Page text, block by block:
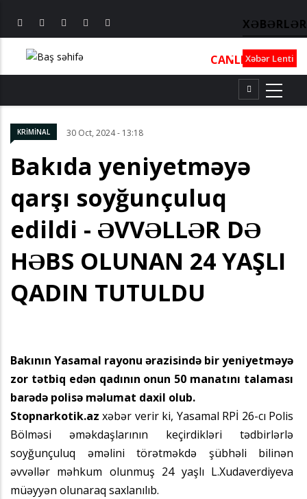
XƏBƏRLƏR
Xəbər Lenti
CANLI┃TV┃FM
KRİMİNAL 30 Oct, 2024 - 13:18
Bakıda yeniyetməyə
qarşı soyğunçuluq
edildi - ƏVVƏLLƏR DƏ
HƏBS OLUNAN 24 YAŞLI
QADIN TUTULDU
Bakının Yasamal rayonu ərazisində bir yeniyetməyə
zor tətbiq edən qadının onun 50 manatını talaması
barədə polisə məlumat daxil olub.
Stopnarkotik.az xəbər verir ki, Yasamal RPİ 26-cı Polis
Bölməsi əməkdaşlarının keçirdikləri tədbirlərlə
soyğunçuluq əməlini törətməkdə şübhəli bilinən
əvvəllər məhkum olunmuş 24 yaşlı L.Xudaverdiyeva
müəyyən olunaraq saxlanılıb.